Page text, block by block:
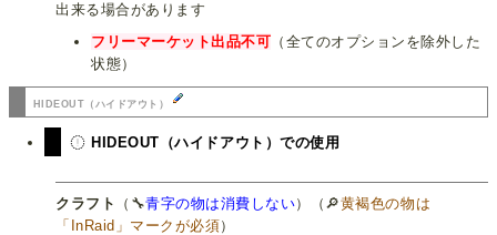
出来る場合があります
フリーマーケット出品不可 （全てのオプションを除外した
状態）
HIDEOUT（ハイドアウト）
HIDEOUT（ハイドアウト）での使用
クラフト （🔧青字の物は消費しない）（🔎黄褐色の物は
「InRaid」マークが必須）